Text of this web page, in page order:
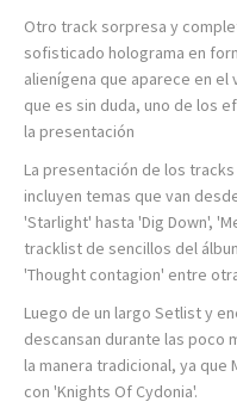
Otro track sorpresa y
sofisticado holograma en
alienígena que aparece en
que es sin duda, uno de los
la presentación
La presentación de los
incluyen temas que van
'Starlight' hasta 'Dig Down',
tracklist de sencillos del
'Thought contagion' entre
Luego de un largo Setlist y
descansan durante las poco
la manera tradicional, ya que
con 'Knights Of Cydonia'.